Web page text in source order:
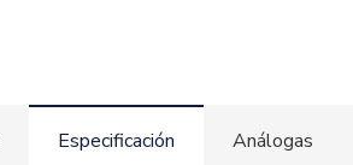
Especificación Análogas